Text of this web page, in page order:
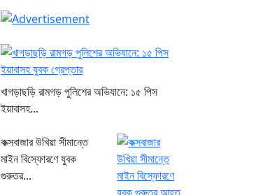
খাগড়াছড়ি রামগড় পুলিশের অভিযানে: ১৫ পিস
ইয়াবাসহ...
কক্সবাজার উখিয়া সীমান্তে
মাইন বিস্ফোরণে যুবক
গুরুতর...